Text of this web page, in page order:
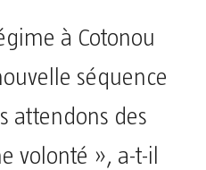
à Cotonou
séquence
attendons des
volonté », a-t-il